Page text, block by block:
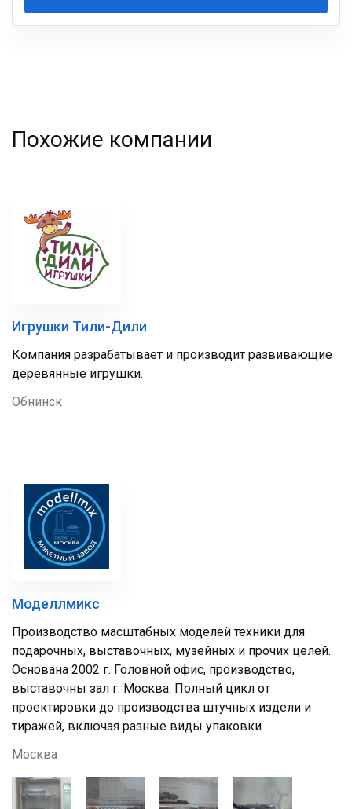
Ваша
Похожие компании
Игрушки Тили-Дили
Компания разрабатывает и производит развивающие
деревянные игрушки.
Обнинск
Моделлмикс
Производство масштабных моделей техники для
подарочных, выставочных, музейных и прочих целей.
Основана 2002 г. Головной офис, производство,
выставочны зал г. Москва. Полный цикл от
проектировки до производства штучных издели и
тиражей, включая разные виды упаковки.
Москва